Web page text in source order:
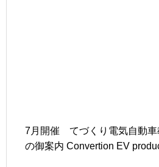
7月開催 てづくり電気自動車
の御案内 Convertion EV production Clas